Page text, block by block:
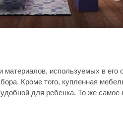
материалов, используемых в его
Кроме того, купленная
для ребенка. То же самое